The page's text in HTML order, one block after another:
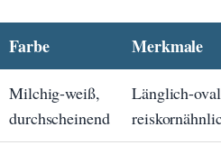
Farbe Merkmale
Milchig-weiß,
durchscheinend
Länglich-